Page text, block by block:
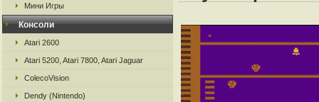
Мини Игры
Консоли
Atari 2600
Atari 5200, Atari 7800, Atari Jaguar
ColecoVision
Dendy (Nintendo)